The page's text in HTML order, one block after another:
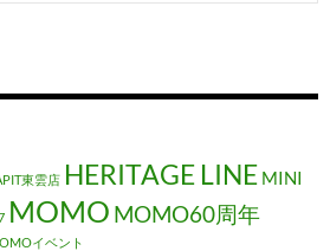
東雲店 HERITAGE LINE MINI
MOMO MOMO60周年
イベント